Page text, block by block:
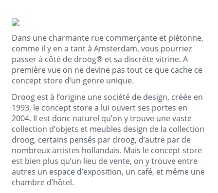
Dans une charmante rue commerçante et piétonne,
comme il y en a tant à Amsterdam, vous pourriez
passer à côté de droog® et sa discrète vitrine. A
première vue on ne devine pas tout ce que cache ce
concept store d’un genre unique.
Droog est à l’origine une société de design, créée en
1993, le concept store a lui ouvert ses portes en
2004. Il est donc naturel qu’on y trouve une vaste
collection d’objets et meubles design de la collection
droog, certains pensés par droog, d’autre par de
nombreux artistes hollandais. Mais le concept store
est bien plus qu’un lieu de vente, on y trouve entre
autres un espace d’exposition, un café, et même une
chambre d’hôtel.